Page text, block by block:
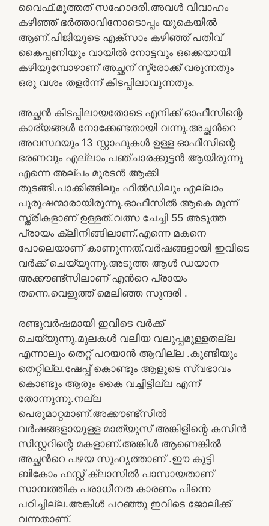
വൈഫ്.മൂത്തത് സഹോദരി.അവൾ വിവാഹം
കഴിഞ്ഞ് ഭർത്താവിനോടൊപ്പം യുകെയിൽ
ആണ്.പിജിയുടെ എക്സാം കഴിഞ്ഞ് പതിവ്
കൈപ്പണിയും വായിൽ നോട്ടവും ഒക്കെയായി
കഴിയുമ്പോഴാണ് അച്ഛന് സ്ട്രോക്ക് വരുന്നതും
ഒരു വശം തളർന്ന് കിടപ്പിലാവുന്നതും.
അച്ഛൻ കിടപ്പിലായതോടെ എനിക്ക് ഓഫീസിന്റെ
കാര്യങ്ങൾ നോക്കേണ്ടതായി വന്നു.അച്ഛൻറെ
അവസ്ഥയും 13 സ്റ്റാഫുകൾ ഉള്ള ഓഫീസിന്റെ
ഭരണവും എല്ലാം പഞ്ചാരക്കുട്ടൻ ആയിരുന്നു
എന്നെ അല്പം മുരടൻ ആക്കി
തുടങ്ങി.പാക്കിങ്ങിലും ഫീൽഡിലും എല്ലാം
പുരുഷന്മാരായിരുന്നു.ഓഫീസിൽ ആകെ മൂന്ന്
സ്ത്രീകളാണ് ഉള്ളത്.വത്സ ചേച്ചി 55 അടുത്ത
പ്രായം ക്ലീനിങ്ങിലാണ്.എന്നെ മകനെ
പോലെയാണ് കാണുന്നത്.വർഷങ്ങളായി ഇവിടെ
വർക്ക് ചെയ്യുന്നു.അടുത്ത ആൾ ഡയാന
അക്കൗണ്ട്സിലാണ് എൻറെ പ്രായം
തന്നെ.വെളുത്ത് മെലിഞ്ഞ സുന്ദരി .
രണ്ടുവർഷമായി ഇവിടെ വർക്ക്
ചെയ്യുന്നു.മുലകൾ വലിയ വലുപ്പമുള്ളതല്ല
എന്നാലും തെറ്റ് പറയാൻ ആവില്ല .കുണ്ടിയും
തെറ്റില്ല.ഷേപ്പ് കൊണ്ടും ആളുടെ സ്വഭാവം
കൊണ്ടും ആരും കൈ വച്ചിട്ടില്ല എന്ന്
തോന്നുന്നു.നല്ല
പെരുമാറ്റമാണ്.അക്കൗണ്ട്സിൽ
വർഷങ്ങളായുള്ള മാത്യുസ് അങ്കിളിന്റെ കസിൻ
സിസ്റ്ററിന്റെ മകളാണ്.അങ്കിൾ ആണെങ്കിൽ
അച്ഛൻറെ പഴയ സുഹൃത്താണ് .ഈ കുട്ടി
ബികോം ഫസ്റ്റ് ക്ലാസിൽ പാസായതാണ്
സാമ്പത്തിക പരാധീനത കാരണം പിന്നെ
പഠിച്ചില്ല.അങ്കിൾ പറഞ്ഞു ഇവിടെ ജോലിക്ക്
വന്നതാണ്.